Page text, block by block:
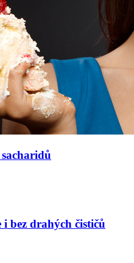
i bez drahých čističů